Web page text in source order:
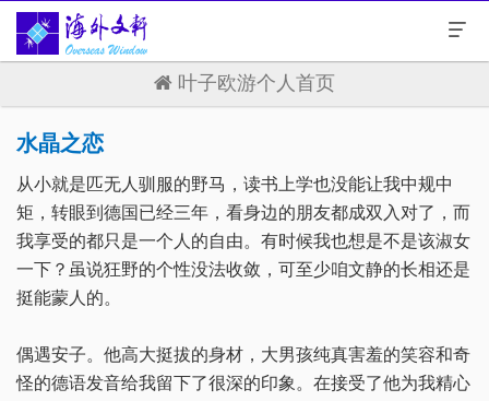
叶子欧游个人首页
水晶之恋
从小就是匹无人驯服的野马，读书上学也没能让我中规中
矩，转眼到德国已经三年，看身边的朋友都成双入对了，而
我享受的都只是一个人的自由。有时候我也想是不是该淑女
一下？虽说狂野的个性没法收敛，可至少咱文静的长相还是
挺能蒙人的。
偶遇安子。他高大挺拔的身材，大男孩纯真害羞的笑容和奇
怪的德语发音给我留下了很深的印象。在接受了他为我精心